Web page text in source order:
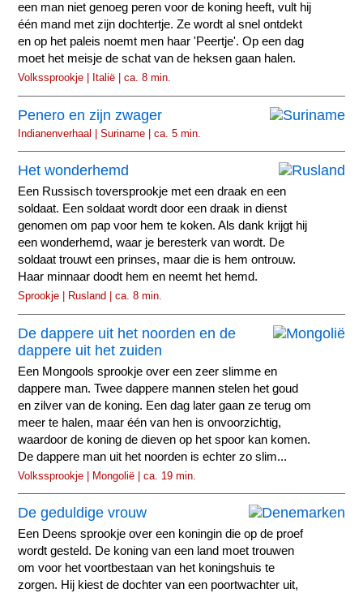
een man niet genoeg peren voor de koning heeft, vult hij
één mand met zijn dochtertje. Ze wordt al snel ontdekt
en op het paleis noemt men haar 'Peertje'. Op een dag
moet het meisje de schat van de heksen gaan halen.
Volkssprookje | Italië | ca. 8 min.
Penero en zijn zwager
Indianenverhaal | Suriname | ca. 5 min.
Het wonderhemd
Een Russisch toversprookje met een draak en een
soldaat. Een soldaat wordt door een draak in dienst
genomen om pap voor hem te koken. Als dank krijgt hij
een wonderhemd, waar je beresterk van wordt. De
soldaat trouwt een prinses, maar die is hem ontrouw.
Haar minnaar doodt hem en neemt het hemd.
Sprookje | Rusland | ca. 8 min.
De dappere uit het noorden en de
dappere uit het zuiden
Een Mongools sprookje over een zeer slimme en
dappere man. Twee dappere mannen stelen het goud
en zilver van de koning. Een dag later gaan ze terug om
meer te halen, maar één van hen is onvoorzichtig,
waardoor de koning de dieven op het spoor kan komen.
De dappere man uit het noorden is echter zo slim...
Volkssprookje | Mongolië | ca. 19 min.
De geduldige vrouw
Een Deens sprookje over een koningin die op de proef
wordt gesteld. De koning van een land moet trouwen
om voor het voortbestaan van het koningshuis te
zorgen. Hij kiest de dochter van een poortwachter uit,